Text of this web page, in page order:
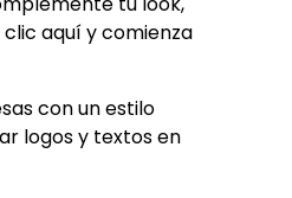
clic aquí y comienza
con un estilo
logos y textos en